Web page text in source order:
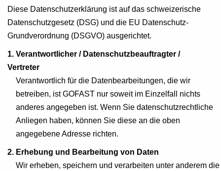
Diese Datenschutzerklärung ist auf das schweizerische
Datenschutzgesetz (DSG) und die EU Datenschutz-
Grundverordnung (DSGVO) ausgerichtet.
1. Verantwortlicher / Datenschutzbeauftragter /
Vertreter
Verantwortlich für die Datenbearbeitungen, die wir
betreiben, ist GOFAST nur soweit im Einzelfall nichts
anderes angegeben ist. Wenn Sie datenschutzrechtliche
Anliegen haben, können Sie diese an die oben
angegebene Adresse richten.
2. Erhebung und Bearbeitung von Daten
Wir erheben, speichern und verarbeiten unter anderem die